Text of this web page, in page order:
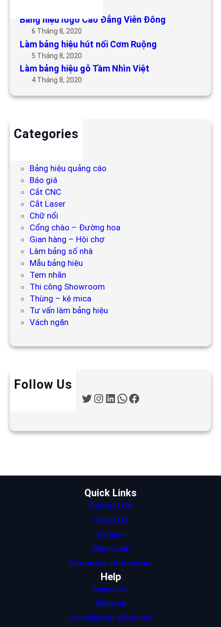
Bảng hiệu logo Cao Đẳng Viễn Đông
6 Tháng 8, 2020
Làm bảng hiệu hút nổi Cơm Ruộng
5 Tháng 8, 2020
Làm bảng hiệu gỗ Tầm Nhìn Việt
4 Tháng 8, 2020
Categories
Bảng hiệu quảng cáo
Báo giá
Cắt CNC
Cắt Laser
Chữ nổi
Cổng chào – Đường hoa
Gian hàng – Hội chợ
Làm bảng số nhà
Mẫu bảng hiệu
Tem nhãn
Thi công Showroom
Thùng – kệ mica
Tư vấn làm bảng hiệu
Vách ngăn
Follow Us
T
t
I
t
a
L
k
n
W
t
p
F
e
k
Quick Links
Contact Us
About Us
Careers
Wholesale
Corporate Information
Help
Payments
Shipping
Cancellation & Returns